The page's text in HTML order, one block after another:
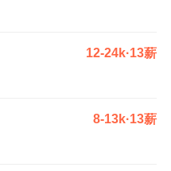
12-24k·13薪
8-13k·13薪